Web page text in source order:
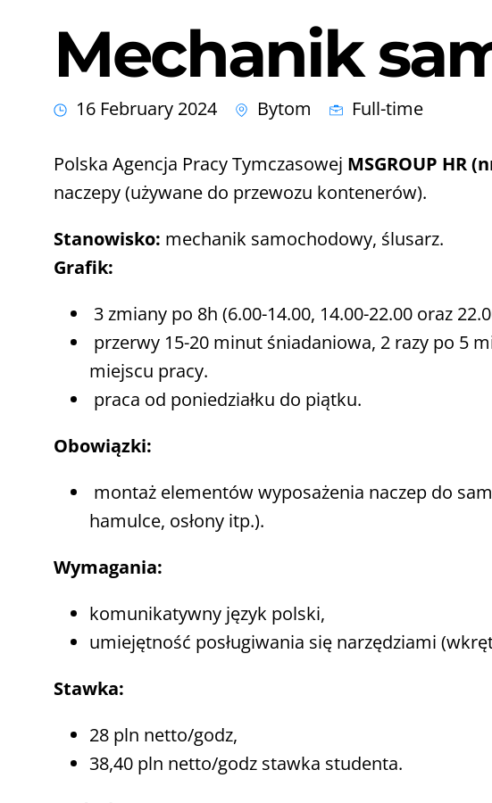
Mechanik
16 February 2024 Bytom Full-time
Polska Agencja Pracy Tymczasowej MSGROUP HR
naczepy (używane do przewozu kontenerów).
Stanowisko: mechanik samochodowy, ślusarz.
Grafik:
3 zmiany po 8h (6.00-14.00, 14.00-22.00 oraz
przerwy 15-20 minut śniadaniowa, 2 razy po 5
miejscu pracy.
praca od poniedziałku do piątku.
Obowiązki:
montaż elementów wyposażenia naczep do
hamulce, osłony itp.).
Wymagania:
komunikatywny język polski,
umiejętność posługiwania się narzędziami
Stawka:
28 pln netto/godz,
38,40 pln netto/godz stawka studenta.